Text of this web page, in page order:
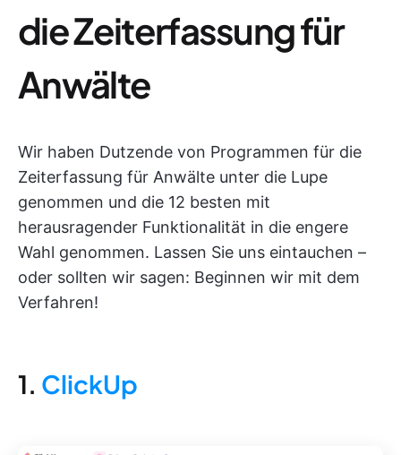
die Zeiterfassung für
Anwälte
Wir haben Dutzende von Programmen für die
Zeiterfassung für Anwälte unter die Lupe
genommen und die 12 besten mit
herausragender Funktionalität in die engere
Wahl genommen. Lassen Sie uns eintauchen –
oder sollten wir sagen: Beginnen wir mit dem
Verfahren!
1. ClickUp